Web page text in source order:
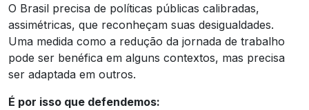
O Brasil precisa de políticas públicas calibradas,
assimétricas, que reconheçam suas desigualdades.
Uma medida como a redução da jornada de trabalho
pode ser benéfica em alguns contextos, mas precisa
ser adaptada em outros.
É por isso que defendemos: